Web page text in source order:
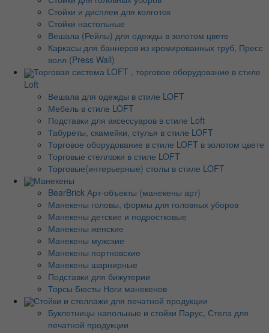
Стойки и дисплеи для колготок
Стойки настольные
Вешала (Рейлы) для одежды в золотом цвете
Каркасы для баннеров из хромированных труб, Пресс
волл (Press Wall)
Торговая система LOFT , торговое оборудование в стиле
Loft
Вешала для одежды в стиле LOFT
Мебель в стиле LOFT
Подставки для аксессуаров в стиле Loft
Табуреты, скамейки, стулья в стиле LOFT
Торговое оборудование в стиле LOFT в золотом цвете
Торговые стеллажи в стиле LOFT
Торговые(интерьерные) столы в стиле LOFT
Манекены
BearBrick Арт-объекты (манекены арт)
Манекены головы, формы для головных уборов
Манекены детские и подростковые
Манекены женские
Манекены мужские
Манекены портновские
Манекены шарнирные
Подставки для бижутерии
Торсы Бюсты Ноги манекенов
Стойки и стеллажи для печатной продукции
Буклетницы напольные и стойки Парус, Стела для
печатной продукции